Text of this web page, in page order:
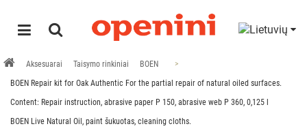
Aksesuarai Taisymo rinkiniai
BOEN
BOEN Repair kit for Oak Authentic For the partial repair of natural oiled surfaces.
Content: Repair instruction, abrasive paper P 150, abrasive web P 360, 0,125 l
BOEN Live Natural Oil, paint šukuotas, cleaning cloths.